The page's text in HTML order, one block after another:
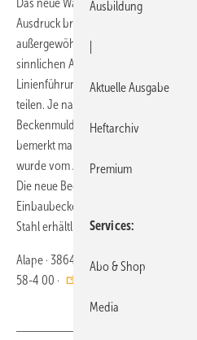
Das neue Waschbecken Tangens von
Ausdruck bringen, die Sehnsucht
außergewöhnlichen Design setzt eine
sinn­lichen Akzent in der ansonsten
Linienführung. Die Welle scheint die
teilen. Je nach Betrachtungswinkel
Beckenmulde. Von weitem wirkt sie
bemerkt man, dass es zwei
wurde vom Alape Designpartner
Die neue Beckenform ist in der Größe
Einbaubecken, Unterbaubecken oder
Stahl erhältlich.
Alape · 38644 Goslar · Telefon (0 53
58-4 00 ·
Ausbildung
Aktuelle Ausgabe
Heftarchiv
Premium
Services
Abo & Shop
Media